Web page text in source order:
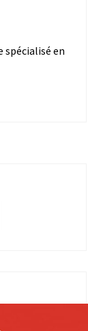
spécialisé en